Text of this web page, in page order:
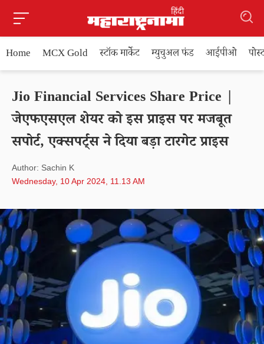
Home MCX Gold स्टॉक मार्केट म्युचुअल फंड आईपीओ
Jio Financial Services Share Price |
जेएफएसएल शेयर को इस प्राइस पर मजबूत
सपोर्ट, एक्सपर्ट्स ने दिया बड़ा टारगेट प्राइस
Author: Sachin K
Wednesday, 10 Apr 2024, 11.13 AM